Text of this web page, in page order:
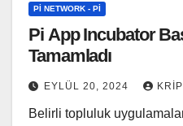
PI NETWORK - PI
Pi App Incubator
Tamamladı
EYLÜL 20, 2024
Belirli topluluk